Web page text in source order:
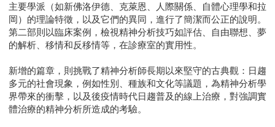
主要學派（如新佛洛伊德、克萊恩、人際關係、自體心理學和拉
岡）的理論特徵，以及它們的異同，進行了簡潔而公正的說明。
第二部則以臨床案例，檢視精神分析技巧如評估、自由聯想、夢
的解析、移情和反移情等，在診療室的實用性。
新增的篇章，則挑戰了精神分析師長期以來堅守的古典觀：日趨
多元的社會現象，例如性別、種族和文化等議題，為精神分析學
界帶來的衝擊，以及後疫情時代日趨普及的線上治療，對強調實
體治療的精神分析所造成的考驗。